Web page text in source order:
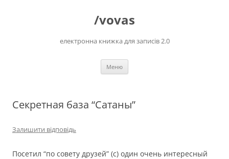
/vovas
електронна книжка для записів 2.0
Меню
Секретная база “Сатаны”
Залишити відповідь
Посетил “по совету друзей” (с) один очень интересный